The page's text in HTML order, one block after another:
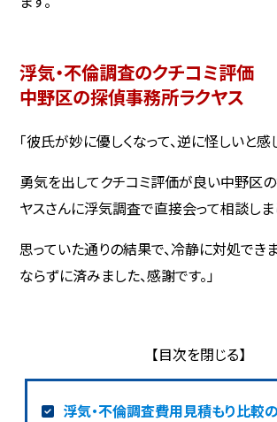
浮気・不倫調査のクチコミ評価
中野区の探偵事務所ラクヤス
「彼氏が妙に優しくなって、逆に怪しいと感
勇気を出してクチコミ評価が良い中野区
ヤスさんに浮気調査で直接会って相談しま
思っていた通りの結果で、冷静に対処でき
ならずに済みました、感謝です。」
浮気・不倫調査費用見積もり比較